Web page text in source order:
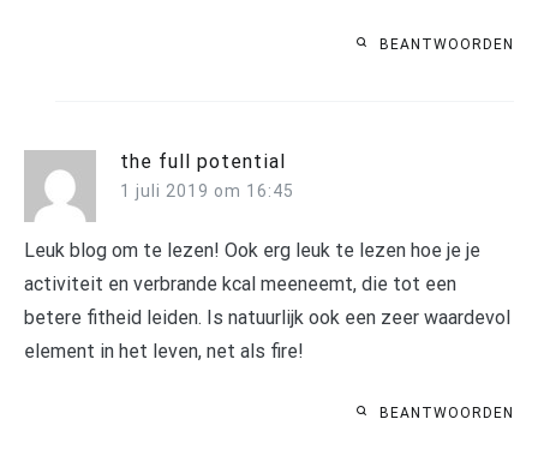
BEANTWOORDEN
the full potential
1 juli 2019 om 16:45
Leuk blog om te lezen! Ook erg leuk te lezen hoe je je
activiteit en verbrande kcal meeneemt, die tot een
betere fitheid leiden. Is natuurlijk ook een zeer waardevol
element in het leven, net als fire!
BEANTWOORDEN